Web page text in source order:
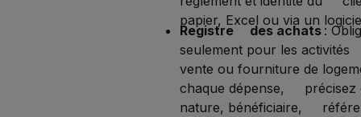
papier, Excel ou via un
Registre des achats:
seulement pour les
vente ou fourniture de
chaque dépense, précisez
nature, bénéficiaire,